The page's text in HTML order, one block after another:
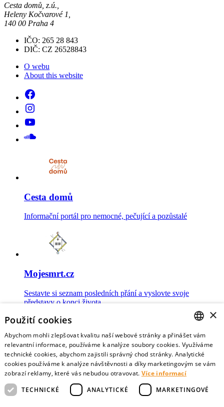
Cesta domů, z.ú.,
Heleny Kočvarové 1,
140 00 Praha 4
IČO: 265 28 843
DIČ: CZ 26528843
O webu
About this website
Cesta domů
Informační portál pro nemocné, pečující a pozůstalé
Mojesmrt.cz
Sestavte si seznam posledních přání a vyslovte svoje
představy o konci života
Data o umírání
Nejnovější data o postojích veřejnosti a zdravotníků k umírání
CZECH
ENGLISH
×
Použití cookies
Abychom mohli zlepšovat kvalitu naší webové stránky a přinášet vám
relevantní informace, používáme k analýze soubory cookies. Využíváme
technické cookies, abychom zajistili správný chod stránky. Analytické
cookies používáme k analýze návštěvnosti a díky marketingovým se vám
zobrazí reklamy, které vás nebudou otravovat. Více informací
TECHNICKÉ
ANALYTICKÉ MARKETINGOVÉ